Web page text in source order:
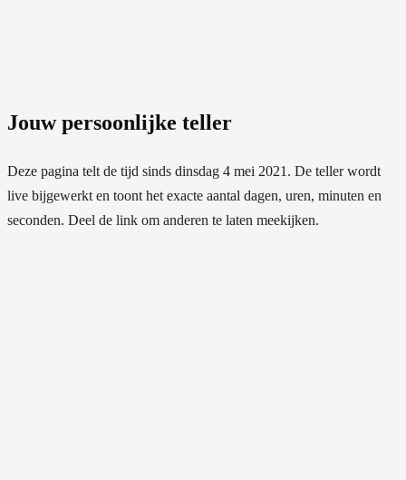
Jouw persoonlijke teller
Deze pagina telt de tijd sinds dinsdag 4 mei 2021 . De teller wordt
live bijgewerkt en toont het exacte aantal dagen, uren, minuten en
seconden. Deel de link om anderen te laten meekijken.